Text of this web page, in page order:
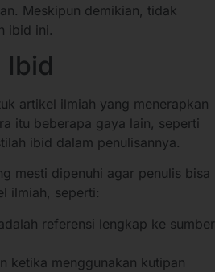
Meskipun demikian, tidak
ibid ini.
Ibid
artikel ilmiah yang menerapkan
itu beberapa gaya lain, seperti
ibid dalam penulisannya.
mesti dipenuhi agar penulis bisa
ilmiah, seperti:
referensi lengkap ke sumber
ketika menggunakan kutipan